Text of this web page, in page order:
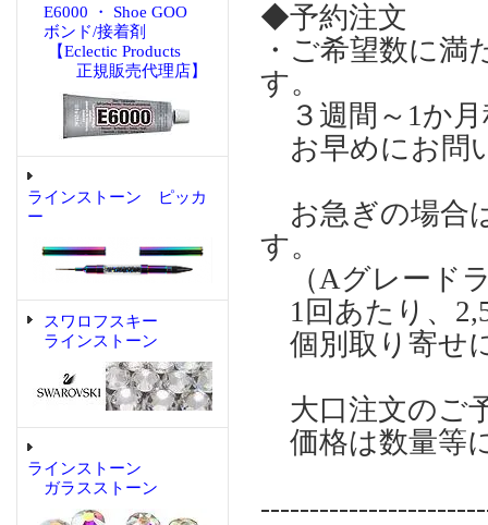
E6000 ・ Shoe GOO
ボンド/接着剤
【Eclectic Products
正規販売代理店】
ラインストーン ピッカ
ー
スワロフスキー
ラインストーン
ラインストーン
ガラスストーン
◆予約注文
・ご希望数に
す。
３週間～1か月
お早めにお問
お急ぎの場合
す。
（Aグレード
1回あたり、
個別取り寄せ
大口注文のご
価格は数量等